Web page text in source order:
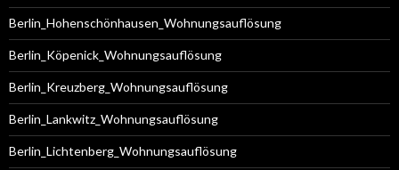
Berlin_Hohenschönhausen_Wohnungsauflösung
Berlin_Köpenick_Wohnungsauflösung
Berlin_Kreuzberg_Wohnungsauflösung
Berlin_Lankwitz_Wohnungsauflösung
Berlin_Lichtenberg_Wohnungsauflösung